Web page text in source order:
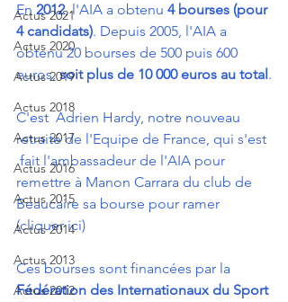
Actus 2021
Actus 2020
Actus 2019
Actus 2018
Actus 2017
Actus 2016
Actus 2015
Actus 2014
Actus 2013
Actus 2012
En 2012, l'AIA a obtenu 4 bourses (pour
4 candidats). Depuis 2005, l'AIA a
obtenu 20 bourses de 500 puis 600
euros, soit plus de 10 000 euros au total.
C'est  Adrien Hardy, notre nouveau
retraité de l'Equipe de France, qui s'est
fait l'ambassadeur de l'AIA pour
remettre à Manon Carrara du club de
Beaucaire sa bourse pour ramer
(cliquer ici)
Ces bourses sont financées par la
Fédération des Internationaux du Sport